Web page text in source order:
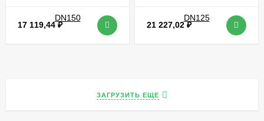
17 119,44₽ 21 227,02₽
ЗАГРУЗИТЬ ЕЩЕ